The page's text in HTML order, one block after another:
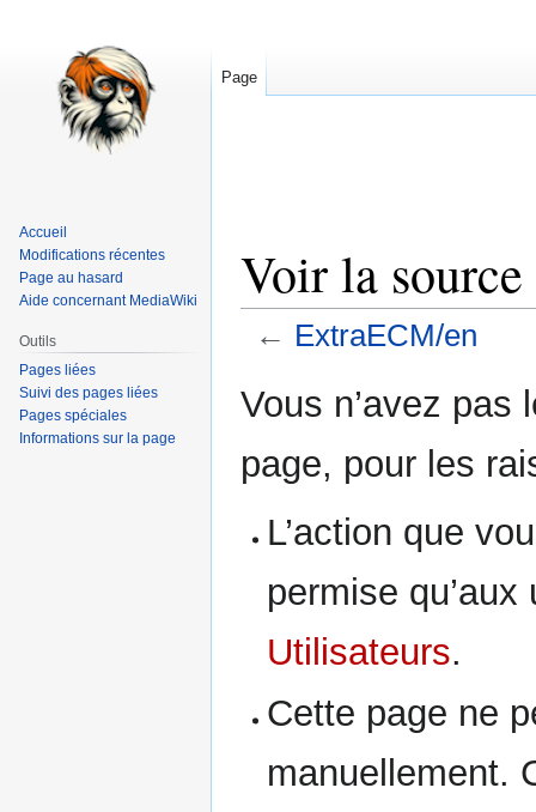
Voir la
← ExtraECM/en
à
navigation
à
recherche
Vous n’avez pas
page, pour les
L’action que
permise
Utilisateurs.
Cette page ne
manuellement.
Page
Accueil
Modifications récentes
Page au hasard
Aide concernant MediaWiki
Outils
Pages liées
Suivi des pages liées
Pages spéciales
Informations sur la page